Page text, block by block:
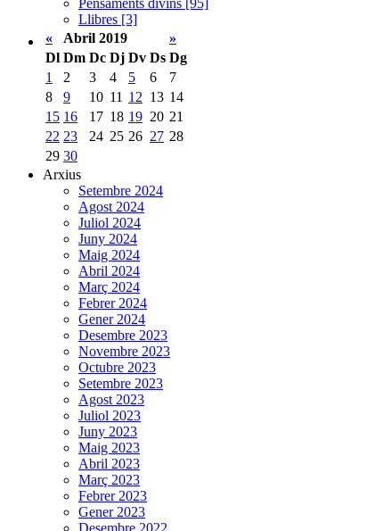
Llibres [3]
«
Abril 2019
»
Dl Dm Dc Dj Dv Ds Dg
1
2 3 4 5 6
7
8
9 10 11 12 13 14
15 16 17 18 19 20 21
22 23 24 25 26 27 28
29 30
Arxius
Setembre 2024
Agost 2024
Juliol 2024
Juny 2024
Maig 2024
Abril 2024
Març 2024
Febrer 2024
Gener 2024
Desembre 2023
Novembre 2023
Octubre 2023
Setembre 2023
Agost 2023
Juliol 2023
Juny 2023
Maig 2023
Abril 2023
Març 2023
Febrer 2023
Gener 2023
Desembre 2022